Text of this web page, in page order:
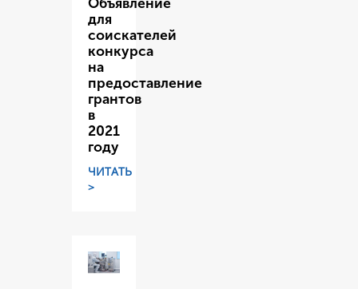
Объявление
для
соискателей
конкурса
на
предоставление
грантов
в
2021
году
ЧИТАТЬ
>